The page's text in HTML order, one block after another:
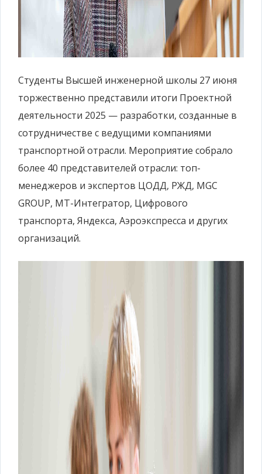
Студенты Высшей инженерной школы 27 июня
торжественно представили итоги Проектной
деятельности 2025 — разработки, созданные в
сотрудничестве с ведущими компаниями
транспортной отрасли. Мероприятие собрало
более 40 представителей отрасли: топ-
менеджеров и экспертов ЦОДД, РЖД, MGC
GROUP, МТ-Интегратор, Цифрового
транспорта, Яндекса, Аэроэкспресса и других
организаций.